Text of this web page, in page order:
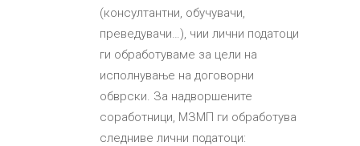
(консултантни, обучувачи,
преведувачи…), чии лични податоци
ги обработуваме за цели на
исполнување на договорни
обврски. За надворшените
соработници, МЗМП ги обработува
следниве лични податоци: